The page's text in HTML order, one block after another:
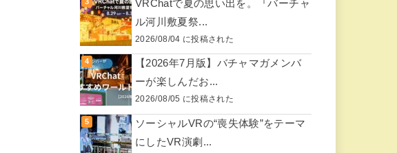
VRChatで夏の思い出を。『バーチャ
ル河川敷夏祭...
2026/08/04 に投稿された
【2026年7月版】バチャマガメンバ
ーが楽しんだお...
2026/08/05 に投稿された
ソーシャルVRの“喪失体験”をテーマ
にしたVR演劇...